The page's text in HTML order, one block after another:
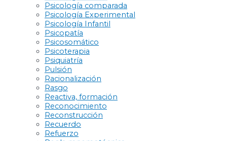
Psicología comparada
Psicología Experimental
Psicología Infantil
Psicopatía
Psicosomático
Psicoterapia
Psiquiatría
Pulsión
Racionalización
Rasgo
Reactiva, formación
Reconocimiento
Reconstrucción
Recuerdo
Refuerzo